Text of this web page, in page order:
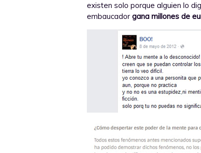
existen solo porque alguien lo
embaucador gana millones de